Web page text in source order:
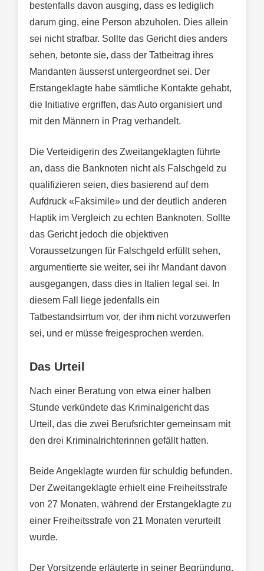
bestenfalls davon ausging, dass es lediglich
darum ging, eine Person abzuholen. Dies allein
sei nicht strafbar. Sollte das Gericht dies anders
sehen, betonte sie, dass der Tatbeitrag ihres
Mandanten äusserst untergeordnet sei. Der
Erstangeklagte habe sämtliche Kontakte gehabt,
die Initiative ergriffen, das Auto organisiert und
mit den Männern in Prag verhandelt.
Die Verteidigerin des Zweitangeklagten führte
an, dass die Banknoten nicht als Falschgeld zu
qualifizieren seien, dies basierend auf dem
Aufdruck «Faksimile» und der deutlich anderen
Haptik im Vergleich zu echten Banknoten. Sollte
das Gericht jedoch die objektiven
Voraussetzungen für Falschgeld erfüllt sehen,
argumentierte sie weiter, sei ihr Mandant davon
ausgegangen, dass dies in Italien legal sei. In
diesem Fall liege jedenfalls ein
Tatbestandsirrtum vor, der ihm nicht vorzuwerfen
sei, und er müsse freigesprochen werden.
Das Urteil
Nach einer Beratung von etwa einer halben
Stunde verkündete das Kriminalgericht das
Urteil, das die zwei Berufsrichter gemeinsam mit
den drei Kriminalrichterinnen gefällt hatten.
Beide Angeklagte wurden für schuldig befunden.
Der Zweitangeklagte erhielt eine Freiheitsstrafe
von 27 Monaten, während der Erstangeklagte zu
einer Freiheitsstrafe von 21 Monaten verurteilt
wurde.
Der Vorsitzende erläuterte in seiner Begründung,